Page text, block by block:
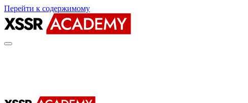
Перейти к содержимому